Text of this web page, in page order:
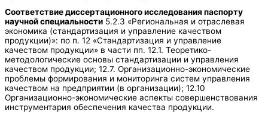
Соответствие диссертационного исследования паспорту
научной специальности 5.2.3 «Региональная и отраслевая
экономика (стандартизация и управление качеством
продукции)»: по п. 12 «Стандартизация и управление
качеством продукции» в части пп. 12.1. Теоретико-
методологические основы стандартизации и управления
качеством продукции; 12.7. Организационно-экономические
проблемы формирования и мониторинга систем управления
качеством на предприятии (в организации); 12.10
Организационно-экономические аспекты совершенствования
инструментария обеспечения качества продукции.